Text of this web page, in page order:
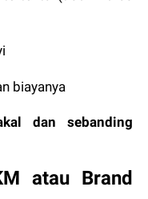
biayanya
dan sebanding
atau Brand